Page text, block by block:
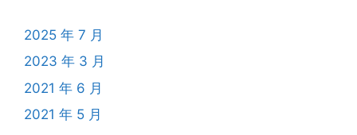
2025 年 7 月
2023 年 3 月
2021 年 6 月
2021 年 5 月